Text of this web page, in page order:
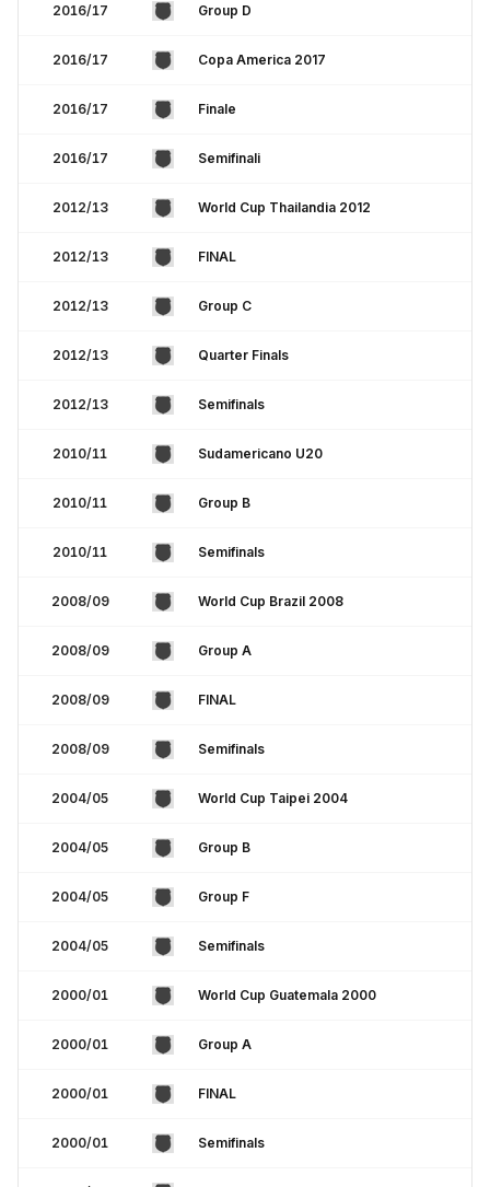
2016/17 Group D
2016/17 Copa America 2017
2016/17 Finale
2016/17 Semifinali
2012/13 World Cup Thailandia 2012
2012/13 FINAL
2012/13 Group C
2012/13 Quarter Finals
2012/13 Semifinals
2010/11 Sudamericano U20
2010/11 Group B
2010/11 Semifinals
2008/09 World Cup Brazil 2008
2008/09 Group A
2008/09 FINAL
2008/09 Semifinals
2004/05 World Cup Taipei 2004
2004/05 Group B
2004/05 Group F
2004/05 Semifinals
2000/01 World Cup Guatemala 2000
2000/01 Group A
2000/01 FINAL
2000/01 Semifinals